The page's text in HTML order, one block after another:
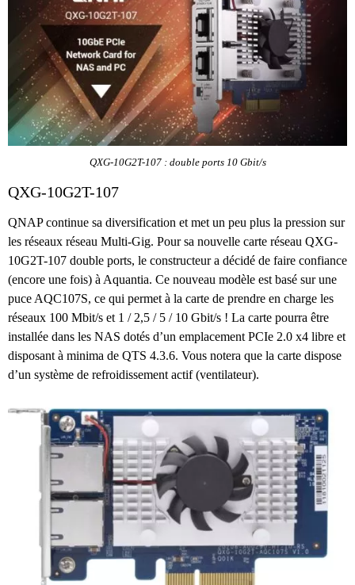
QXG-10G2T-107 : double ports 10 Gbit/s
QXG-10G2T-107
QNAP continue sa diversification et met un peu plus la pression sur
les réseaux réseau Multi-Gig. Pour sa nouvelle carte réseau QXG-
10G2T-107 double ports, le constructeur a décidé de faire confiance
(encore une fois) à Aquantia. Ce nouveau modèle est basé sur une
puce AQC107S, ce qui permet à la carte de prendre en charge les
réseaux 100 Mbit/s et 1 / 2,5 / 5 / 10 Gbit/s ! La carte pourra être
installée dans les NAS dotés d’un emplacement PCIe 2.0 x4 libre et
disposant à minima de QTS 4.3.6. Vous notera que la carte dispose
d’un système de refroidissement actif (ventilateur).